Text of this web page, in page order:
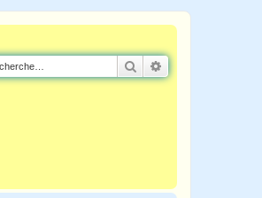
Rechercher